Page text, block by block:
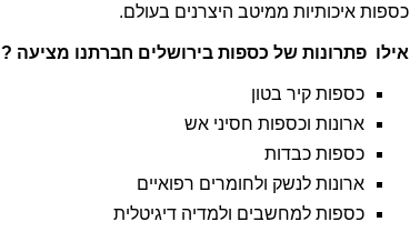
כספות איכותיות ממיטב היצרנים בעולם.
אילו פתרונות של כספות בירושלים חברתנו מציעה ?
כספות קיר בטון
ארונות וכספות חסיני אש
כספות כבדות
ארונות לנשק ולחומרים רפואיים
כספות למחשבים ולמדיה דיגיטלית